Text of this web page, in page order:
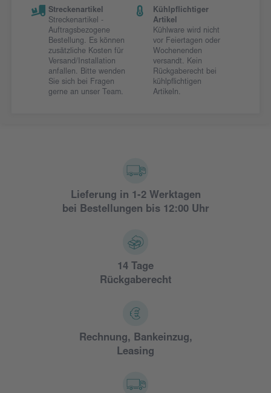
Streckenartikel
Streckenartikel -
Auftragsbezogene
Bestellung. Es können
zusätzliche Kosten für
Versand/Installation
anfallen. Bitte wenden
Sie sich bei Fragen
gerne an unser Team.
Kühlpflichtiger
Artikel
Kühlware wird nicht
vor Feiertagen oder
Wochenenden
versandt. Kein
Rückgaberecht bei
kühlpflichtigen
Artikeln.
Lieferung in 1-2 Werktagen
bei Bestellungen bis 12:00 Uhr
14 Tage
Rückgaberecht
Rechnung, Bankeinzug,
Leasing